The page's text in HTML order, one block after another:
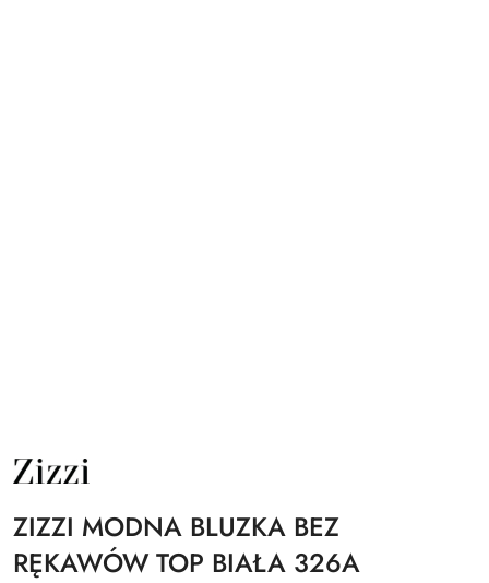
NAZWA
PRODUCENTA:
ZIZZI MODNA BLUZKA BEZ
RĘKAWÓW TOP BIAŁA 326A